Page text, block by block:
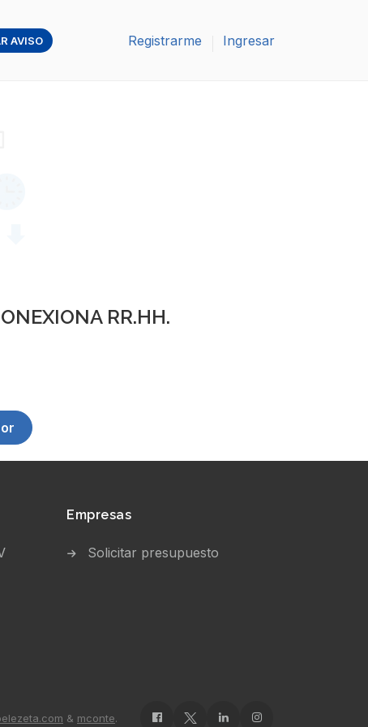
AVISO Registrarme Ingresar
RR.HH.
Empresas
Solicitar presupuesto
& mconte.